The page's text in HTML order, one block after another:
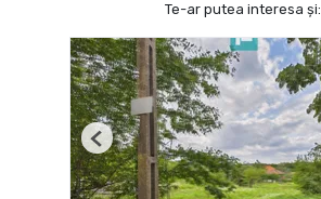
Te-ar putea interesa și:
Previous